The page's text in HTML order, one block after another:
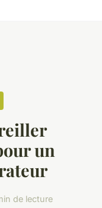
un
de lecture